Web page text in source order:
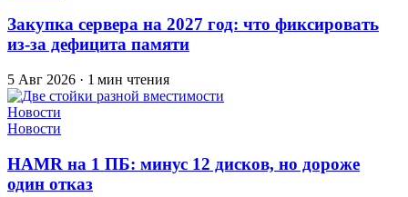
Закупка сервера на 2027 год: что фиксировать
из-за дефицита памяти
5 Авг 2026 · 1 мин чтения
Новости
Новости
HAMR на 1 ПБ: минус 12 дисков, но дороже
один отказ